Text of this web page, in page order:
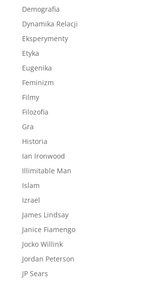
Demografia
Dynamika Relacji
Eksperymenty
Etyka
Eugenika
Feminizm
Filmy
Filozofia
Gra
Historia
Ian Ironwood
Illimitable Man
Islam
Izrael
James Lindsay
Janice Fiamengo
Jocko Willink
Jordan Peterson
JP Sears